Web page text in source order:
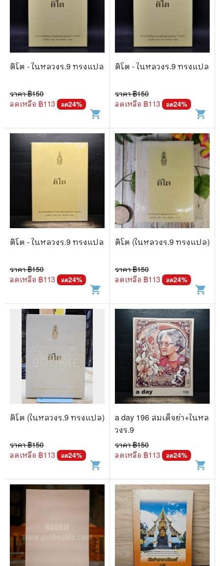
ติโต - ในหลวงร.9 ทรงแปล
ราคา ฿150
ลดเหลือ ฿113 ลด24%
shopping_cart
ติโต - ในหลวงร.9 ทรงแปล
ราคา ฿150
ลดเหลือ ฿113 ลด24%
shopping_cart
ติโต - ในหลวงร.9 ทรงแปล
ราคา ฿150
ลดเหลือ ฿113 ลด24%
shopping_cart
ติโต (ในหลวงร.9 ทรงแปล)
ราคา ฿150
ลดเหลือ ฿113 ลด24%
shopping_cart
ติโต (ในหลวงร.9 ทรงแปล)
ราคา ฿150
ลดเหลือ ฿113 ลด24%
shopping_cart
a day 196 สมเด็จย่า+ในหล
วงร.9
ราคา ฿150
ลดเหลือ ฿113 ลด24%
shopping_cart